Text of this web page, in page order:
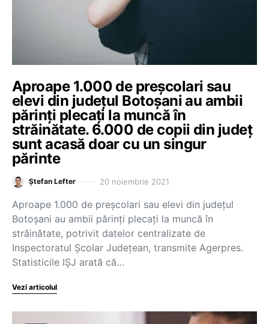
Aproape 1.000 de preșcolari sau
elevi din județul Botoșani au ambii
părinți plecați la muncă în
străinătate. 6.000 de copii din județ
sunt acasă doar cu un singur
părinte
Ștefan Lefter 20 noiembrie 2021
Aproape 1.000 de preşcolari sau elevi din judeţul
Botoşani au ambii părinţi plecaţi la muncă în
străinătate, potrivit datelor centralizate de
Inspectoratul Şcolar Judeţean, transmite Agerpres.
Statisticile IŞJ arată că…
Vezi articolul